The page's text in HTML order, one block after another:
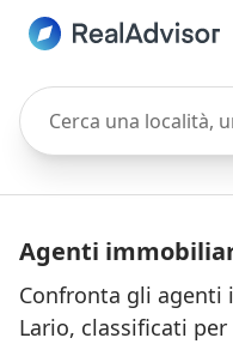
Cerca una località,
Agenti
Confronta gli agenti
Lario, classificati